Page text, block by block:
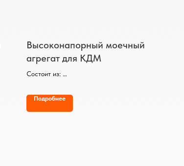
Высоконапорный моечный
агрегат для КДМ
Состоит из:
шт),
- Инерционной катушки со шлангом длиной
Подробнее